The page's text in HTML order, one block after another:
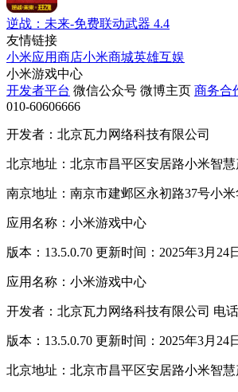
逆战：未来-免费联动武器 4.4
友情链接
小米应用商店小米商城英雄互娱
小米游戏中心
开发者平台 微信公众号 微博主页 商务合
010-60606666
开发者：北京瓦力网络科技有限公司
北京地址：北京市昌平区安居路小米智慧
南京地址：南京市建邺区永初路37号小
应用名称：小米游戏中心
版本：13.5.0.70 更新时间：2025年3月24日
应用名称：小米游戏中心
开发者：北京瓦力网络科技有限公司 电话
版本：13.5.0.70 更新时间：2025年3月24日
北京地址：北京市昌平区安居路小米智慧